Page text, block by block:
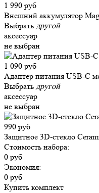
1 990 руб
Внешний аккумулятор
Выбрать другой
аксессуар
не выбран
1 090 руб
Адаптер питания USB-C
Выбрать другой
аксессуар
не выбран
990 руб
Защитное 3D-стекло
Стоимость набора:
0 руб
Экономия:
0 руб
Купить комплект